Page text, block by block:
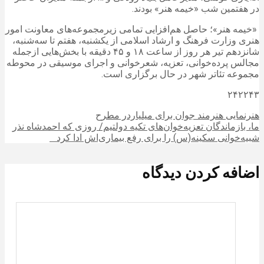
در هفتمین شب «خیمه هنر» بودند.
«خیمه هنر»؛ حاصل هم‌افزایی تمامی زیرمجموعه‌های معاونت امور
هنری وزارت فرهنگ و ارشاد اسلامی از یکشنبه، هفتم تا سه‌شنبه،
شانزدهم تیر هر روز از ساعت ۱۸ و ۴۵ دقیقه با بخش‌هایی ازجمله
مجالس پرده‌خوانی، تعزیه، شعرخوانی و اجرای موسیقی در محوطه
مجموعه تئاتر شهر در حال برگزاری است.
۲۴۲۲۴۳
هنرنمایی هنرمند جوان برای میلیاردر مطرح
ما، بازماندگان تعزیه‌خوان‌های تکیه دولتیم/ روزی که احمدشاه نذر
شبیه‌خوانی سکینه(س) را برای رفع بیماری‌اش ادا کرد
اضافه کردن دیدگاه